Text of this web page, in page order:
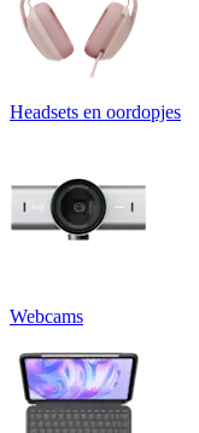
Headsets en oordopjes
Webcams